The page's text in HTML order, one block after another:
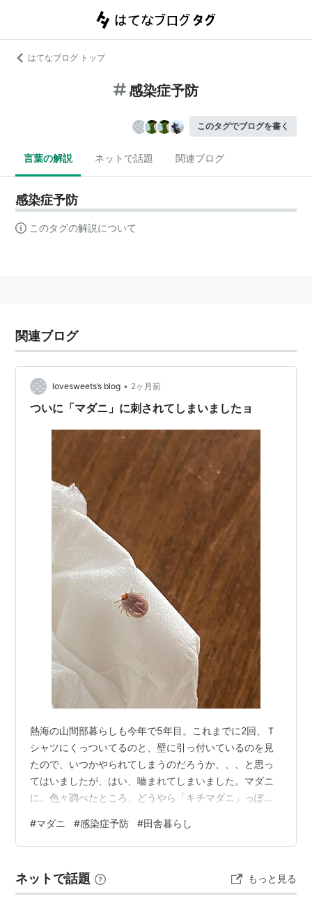
はてなブログ トップ
感染症予防
このタグでブログを書く
言葉の解説 ネットで話題 関連ブログ
感染症予防
このタグの解説について
関連ブログ
lovesweets’s blog • 2ヶ月前
ついに「マダニ」に刺されてしまいましたョ
熱海の山間部暮らしも今年で5年目。これまでに2回、Ｔ
シャツにくっついてるのと、壁に引っ付いているのを見
たので、いつかやられてしまうのだろうか、、、と思っ
てはいましたが、はい、嚙まれてしまいました。マダニ
に。色々調べたところ、どうやら「キチマダニ」っぽ
着用して長靴はいて作業するようにしているのですが、
今回は若干涼しい日だったので防虫ネットをかぶらずに
ら、たった1日油断した日に刺されるパターンであること
がわかっているのに…、油断してしまった。肌は顔以外
#マダニ #感染症予防 #田舎暮らし
ネットで話題 もっと見る